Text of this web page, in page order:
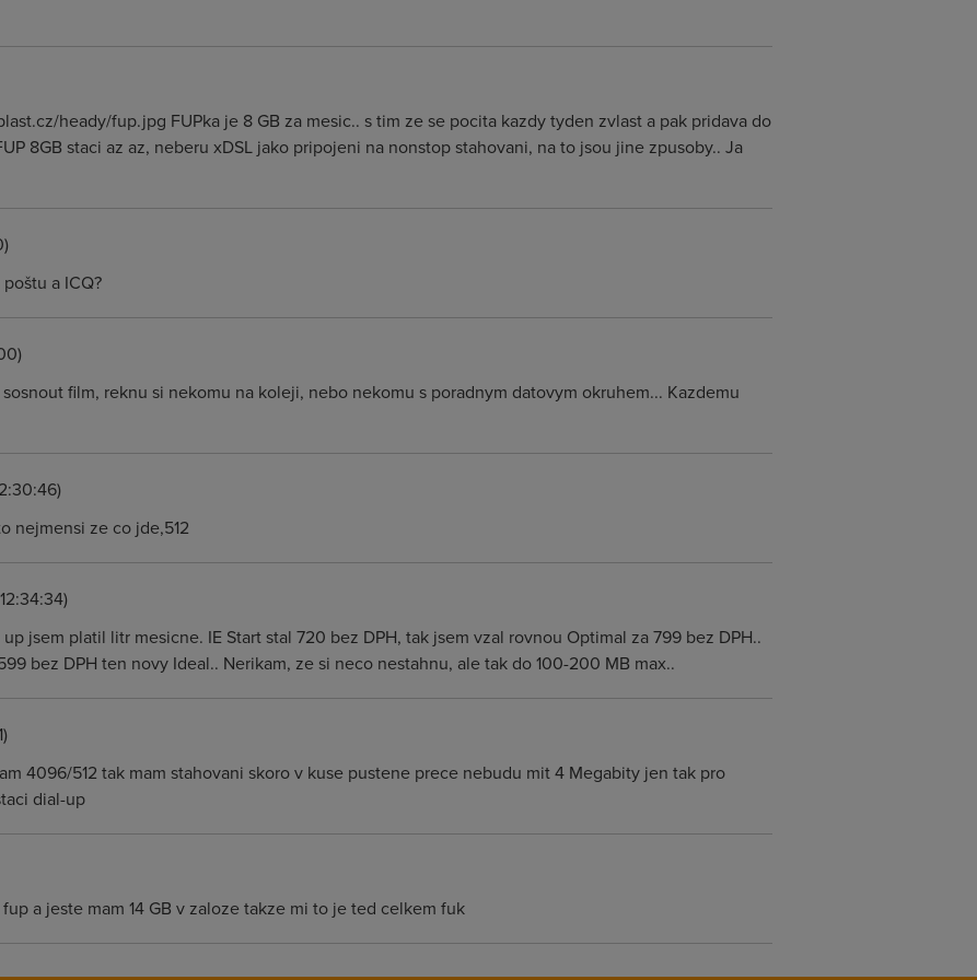
heady/fup.jpg FUPka je 8 GB za mesic.. s tim ze se pocita kazdy tyden zvlast a pak pridava do
8GB staci az az, neberu xDSL jako pripojeni na nonstop stahovani, na to jsou jine zpusoby.. Ja
a ICQ?
sosnout film, reknu si nekomu na koleji, nebo nekomu s poradnym datovym okruhem... Kazdemu
nejmensi ze co jde,512
jsem platil litr mesicne. IE Start stal 720 bez DPH, tak jsem vzal rovnou Optimal za 799 bez DPH..
bez DPH ten novy Ideal.. Nerikam, ze si neco nestahnu, ale tak do 100-200 MB max..
4096/512 tak mam stahovani skoro v kuse pustene prece nebudu mit 4 Megabity jen tak pro
dial-up
a jeste mam 14 GB v zaloze takze mi to je ted celkem fuk